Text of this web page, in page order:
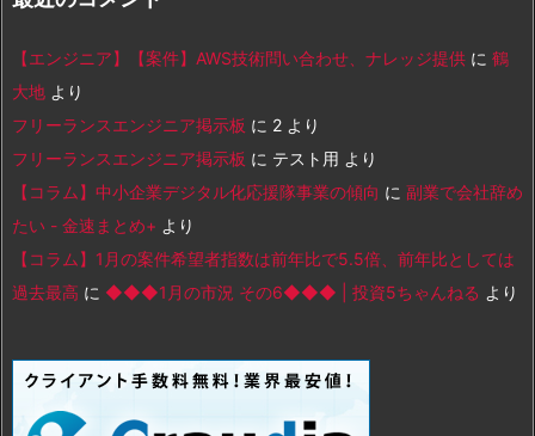
【エンジニア】【案件】AWS技術問い合わせ、ナレッジ提供 に 鶴
大地 より
フリーランスエンジニア掲示板 に 2 より
フリーランスエンジニア掲示板 に テスト用 より
【コラム】中小企業デジタル化応援隊事業の傾向 に 副業で会社辞め
たい - 金速まとめ+ より
【コラム】1月の案件希望者指数は前年比で5.5倍、前年比としては
過去最高 に ◆◆◆1月の市況 その6◆◆◆ | 投資5ちゃんねる より